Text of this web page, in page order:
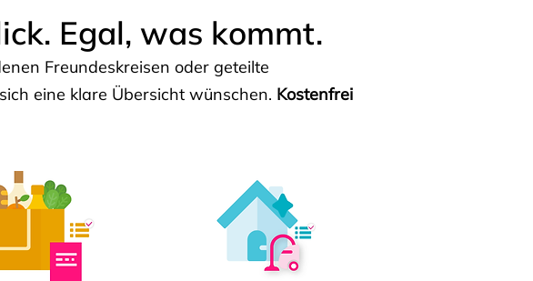
Egal, was kommt.
Freundeskreisen oder geteilte
eine klare Übersicht wünschen. Kostenfrei